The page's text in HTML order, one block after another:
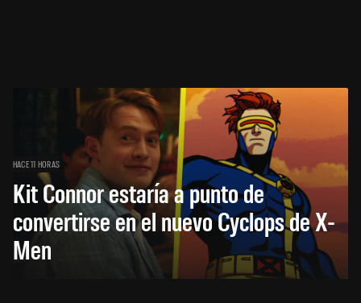
HACE 11 HORAS
Kit Connor estaría a punto de
convertirse en el nuevo Cyclops de X-
Men